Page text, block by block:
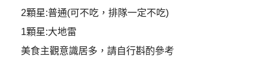
2顆星:普通(可不吃，排隊一定不吃)
1顆星:大地雷
美食主觀意識居多，請自行斟酌參考